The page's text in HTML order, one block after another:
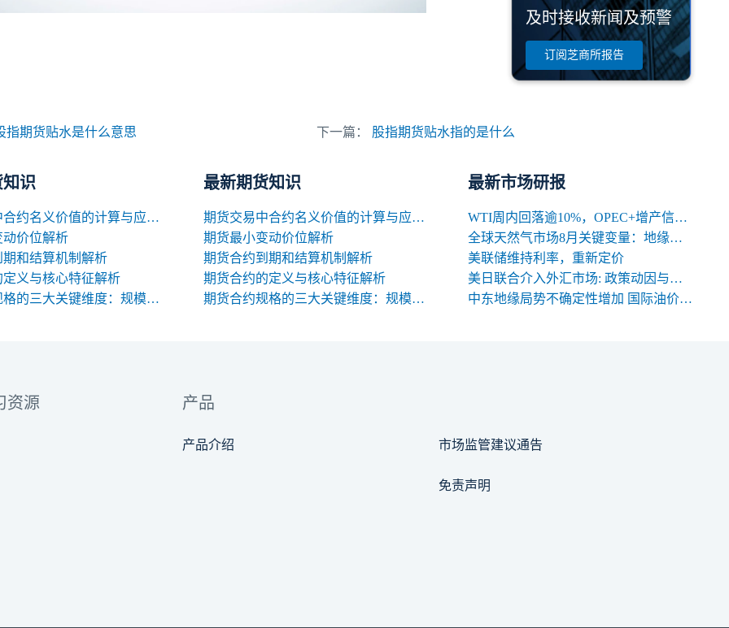
指期货贴水是什么意思 下一篇： 股指期货贴水指的是什么
识
期货交易中合约名义价值的计算与应用解析
价位解析
和结算机制解析
义与核心特征解析
期货合约规格的三大关键维度：规模、交割与标准化
最新期货知识
期货交易中合约名义价值的计算与应用解析
期货最小变动价位解析
期货合约到期和结算机制解析
期货合约的定义与核心特征解析
期货合约规格的三大关键维度：规模、交割与标准化
最新市场研报
WTI周内回落逾10%，OPEC+增产信号背后的多空暗涌
全球天然气市场8月关键变量：地缘、天气与库存
美联储维持利率，重新定价
美日联合介入外汇市场: 政策动因与中长期影响
中东地缘局势不确定性增加 国际油价高位震荡
及时接收新闻及预警
订阅芝商所报告
资源 产品
产品介绍 市场监管建议通告
免责声明